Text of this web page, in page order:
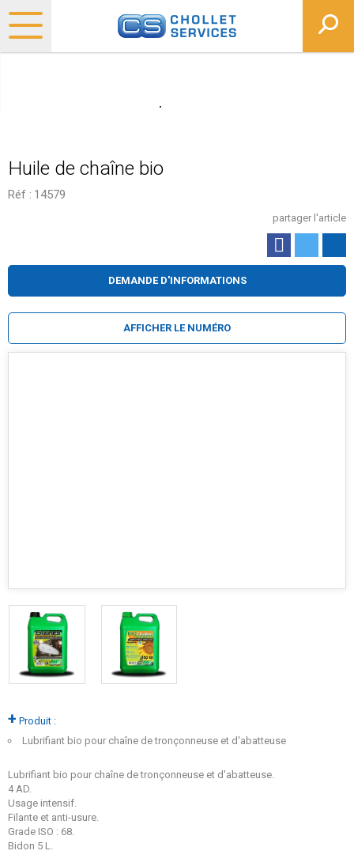
Huile de chaîne bio
Réf : 14579
+ Produit :
Lubrifiant bio pour chaîne de tronçonneuse et d'abatteuse
partager l'article
Lubrifiant bio pour chaîne de tronçonneuse et d'abatteuse.
4 AD.
Usage intensif.
Filante et anti-usure.
Grade ISO : 68.
Bidon 5 L.
DEMANDE D'INFORMATIONS
AFFICHER LE NUMÉRO